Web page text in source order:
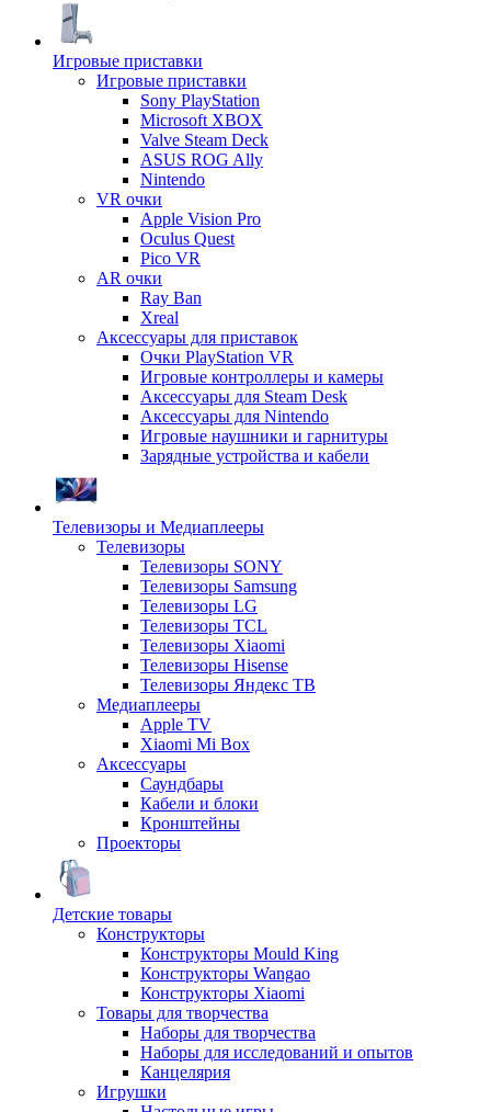
Игровые приставки
Игровые приставки
Sony PlayStation
Microsoft XBOX
Valve Steam Deck
ASUS ROG Ally
Nintendo
VR очки
Apple Vision Pro
Oculus Quest
Pico VR
AR очки
Ray Ban
Xreal
Аксессуары для приставок
Очки PlayStation VR
Игровые контроллеры и камеры
Аксессуары для Steam Desk
Аксессуары для Nintendo
Игровые наушники и гарнитуры
Зарядные устройства и кабели
Телевизоры и Медиаплееры
Телевизоры
Телевизоры SONY
Телевизоры Samsung
Телевизоры LG
Телевизоры TCL
Телевизоры Xiaomi
Телевизоры Hisense
Телевизоры Яндекс ТВ
Медиаплееры
Apple TV
Xiaomi Mi Box
Аксессуары
Саундбары
Кабели и блоки
Кронштейны
Проекторы
Детские товары
Конструкторы
Конструкторы Mould King
Конструкторы Wangao
Конструкторы Xiaomi
Товары для творчества
Наборы для творчества
Наборы для исследований и опытов
Канцелярия
Игрушки